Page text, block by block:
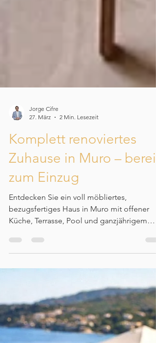
Jorge Cifre
2 Min. Lesezeit
Komplett renoviertes
Zuhause in Muro – bereit
zum Einzug
bezugsfertiges Haus in Muro mit offener
Küche, Terrasse, Pool und ganzjährigem
Komfort. Lesen Sie, wie man den richtigen